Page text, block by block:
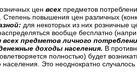
цен всех предметов
Степень повышения цен различных
для некоторых из них розничные
вообще бесплатно
всех предметов личного
доходы населения. В
полностью) будет
Это неоднократно